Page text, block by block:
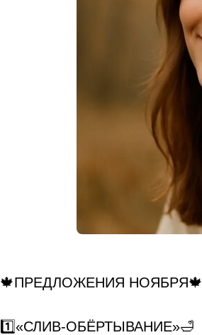
🍁ПРЕДЛОЖЕНИЯ НОЯБРЯ🍁
1️⃣«СЛИВ-ОБЁРТЫВАНИЕ»🛁